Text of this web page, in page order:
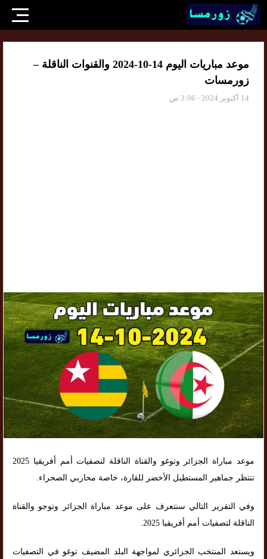
موعد مباريات اليوم 14-10-2024 والقنوات الناقلة –
زورمسات
14 أكتوبر 2024 - 3:06 ص
موعد مباراة الجزائر وتوغو والقناة الناقلة لتصفيات أمم أفريقيا 2025
تنتظر جماهير المستطيل الأخضر للقارة، خاصة محاربي الصحراء.
وفي التقرير التالي سنتعرف على موعد مباراة الجزائر وتوجو والقناة
الناقلة لتصفيات أمم أفريقيا 2025.
ويستعد المنتخب الجزائري لمواجهة البلد المضيف توغو في التصفيات